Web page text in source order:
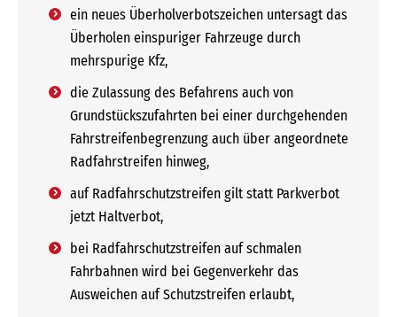
ein neues Überholverbotszeichen untersagt das
Überholen einspuriger Fahrzeuge durch
mehrspurige Kfz,
die Zulassung des Befahrens auch von
Grundstückszufahrten bei einer durchgehenden
Fahrstreifenbegrenzung auch über angeordnete
Radfahrstreifen hinweg,
auf Radfahrschutzstreifen gilt statt Parkverbot
jetzt Haltverbot,
bei Radfahrschutzstreifen auf schmalen
Fahrbahnen wird bei Gegenverkehr das
Ausweichen auf Schutzstreifen erlaubt,